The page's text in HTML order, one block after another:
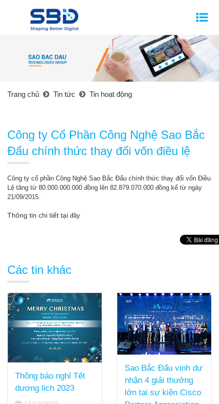
Trang chủ Tin tức Tin hoạt động
Công ty Cổ Phần Công Nghệ Sao Bắc
Đẩu chính thức thay đổi vốn điều lệ
Công ty cổ phần Công Nghệ Sao Bắc Đẩu chính thức thay đổi vốn Điều
Lệ tăng từ 80.000.000.000 đồng lên 82.879.070.000 đồng kể từ ngày
21/09/2015.
Thông tin chi tiết tại đây
Các tin khác
Thông báo nghỉ Tết
dương lịch 2023
Sao Bắc Đẩu vinh dự
nhận 4 giải thưởng
lớn tại sự kiện Cisco